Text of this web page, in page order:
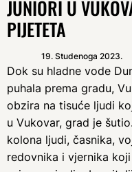
JUNIORI U
PIJETETA
19. Studenoga 2023.
Dok su hladne vode
puhala prema gradu,
obzira na tisuće ljudi
u Vukovar, grad je
kolona ljudi, časnika,
redovnika i vjernika